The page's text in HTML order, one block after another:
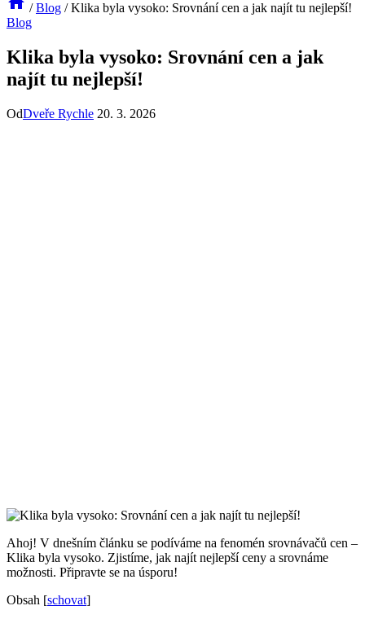
/ Blog / Klika byla vysoko: Srovnání cen a jak najít tu nejlepší!
Blog
Klika byla vysoko: Srovnání cen a jak
najít tu nejlepší!
OdDveře Rychle 20. 3. 2026
Ahoj! V⁣ dnešním článku ‍se podíváme na fenomén srovnávačů ‌cen –
Klika byla ⁢vysoko. ⁢Zjistíme, jak najít nejlepší ⁣ceny​ a srovnáme ​
možnosti. ‌Připravte se na úsporu!
Obsah [schovat]